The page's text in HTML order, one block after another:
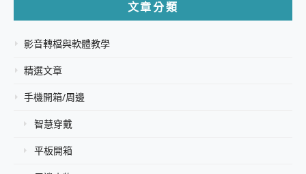
文章分類
影音轉檔與軟體教學
精選文章
手機開箱/周邊
智慧穿戴
平板開箱